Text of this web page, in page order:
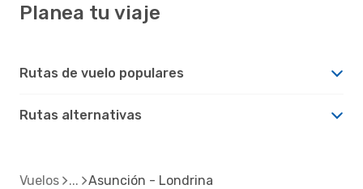
Planea tu viaje
Rutas de vuelo populares
Rutas alternativas
Vuelos Asunción - Londrina